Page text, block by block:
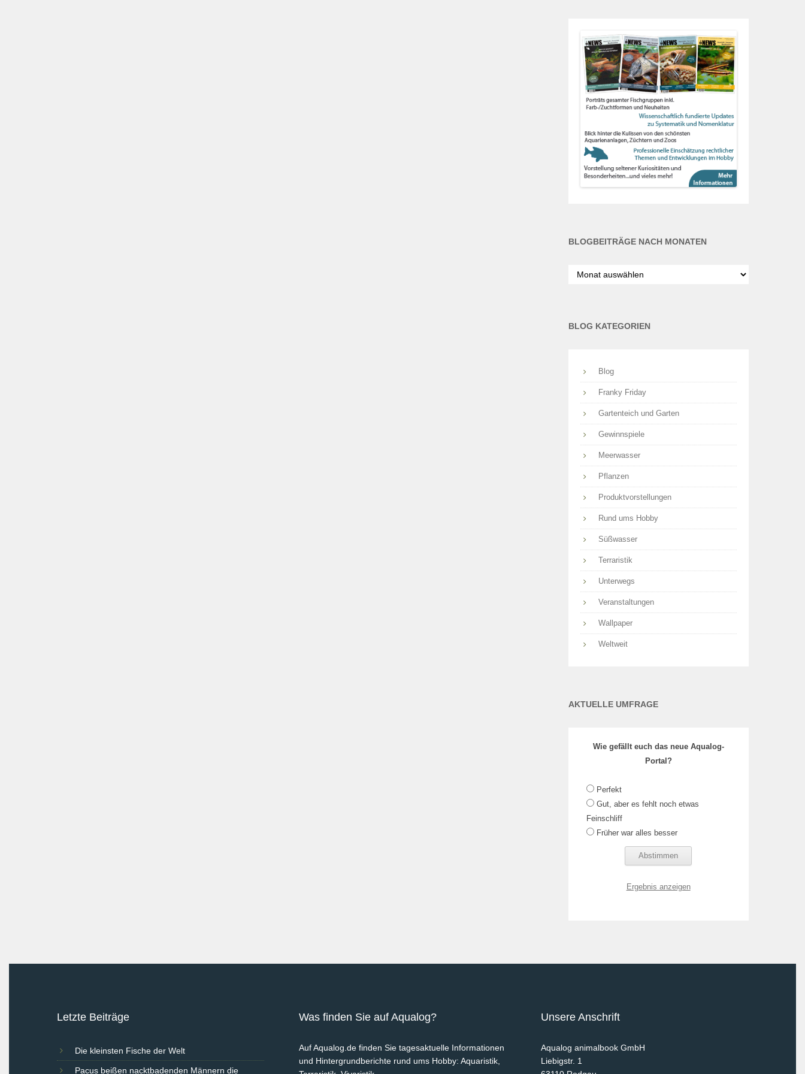
BLOGBEITRÄGE NACH MONATEN
nach
BLOG KATEGORIEN
Blog
Franky Friday
Gartenteich und Garten
Gewinnspiele
Meerwasser
Pflanzen
Produktvorstellungen
Rund ums Hobby
Süßwasser
Terraristik
Unterwegs
Veranstaltungen
Wallpaper
Weltweit
AKTUELLE UMFRAGE
Wie gefällt euch das neue Aqualog-
Portal?
Perfekt
Gut, aber es fehlt noch etwas
Feinschliff
Früher war alles besser
Ergebnis anzeigen
Letzte Beiträge
Die kleinsten Fische der Welt
Pacus beißen nacktbadenden Männern die
Was finden Sie auf Aqualog?
Auf Aqualog.de finden Sie tagesaktuelle Informationen
und Hintergrundberichte rund ums Hobby: Aquaristik,
Unsere Anschrift
Aqualog animalbook GmbH
Liebigstr. 1